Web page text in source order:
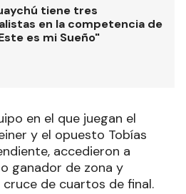
tiene tres
en la competencia de
es mi Sueño"
en el que juegan el
y el opuesto Tobías
accedieron a
ganador de zona y
de cuartos de final.